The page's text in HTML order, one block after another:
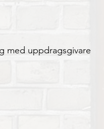
med uppdragsgivare